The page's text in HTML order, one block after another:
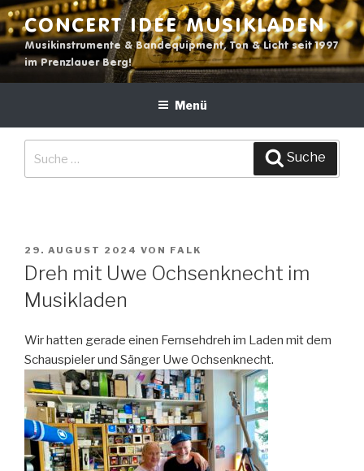
Zum
Inhalt
springen
CONCERT IDEE MUSIKLADEN
Musikinstrumente & Bandequipment, Ton & Licht seit 1997
im Prenzlauer Berg!
Menü
Suche
VERÖFFENTLICHT
AM
29. AUGUST 2024 VON FALK
Dreh mit Uwe Ochsenknecht im
Musikladen
Wir hatten gerade einen Fernsehdreh im Laden mit dem
Schauspieler und Sänger Uwe Ochsenknecht.